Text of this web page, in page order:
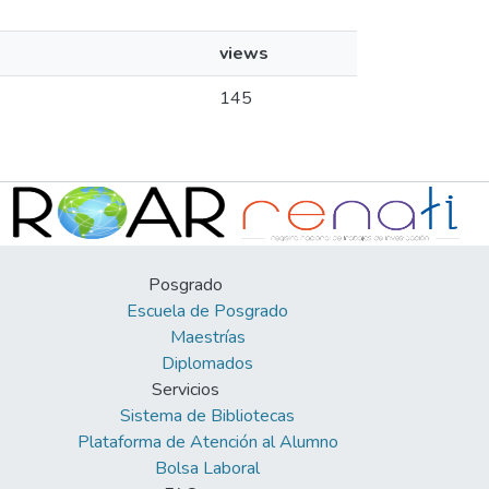
views
145
Posgrado
Escuela de Posgrado
Maestrías
Diplomados
Servicios
Sistema de Bibliotecas
Plataforma de Atención al Alumno
Bolsa Laboral